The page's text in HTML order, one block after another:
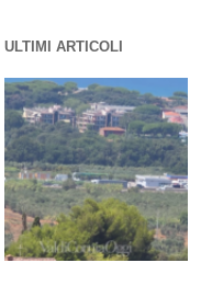
ULTIMI ARTICOLI